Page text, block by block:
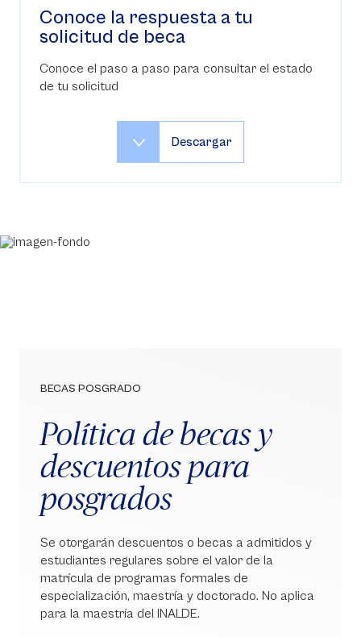
Conoce la respuesta a tu
solicitud de beca
Conoce el paso a paso para consultar el estado
de tu solicitud
Descargar
BECAS POSGRADO
Política de becas y
descuentos para
posgrados
Se otorgarán descuentos o becas a admitidos y
estudiantes regulares sobre el valor de la
matrícula de programas formales de
especialización, maestría y doctorado. No aplica
para la maestría del INALDE.